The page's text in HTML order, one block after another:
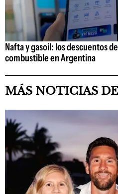
Nafta y gasoil: los descuentos
combustible en Argentina
MÁS NOTICIAS